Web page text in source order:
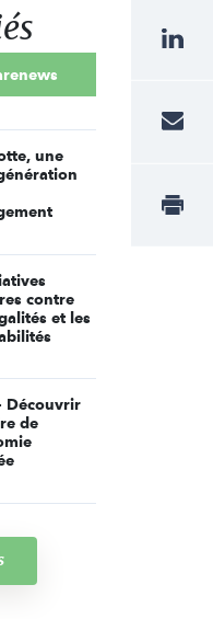
une
contre
et les
Découvrir
de